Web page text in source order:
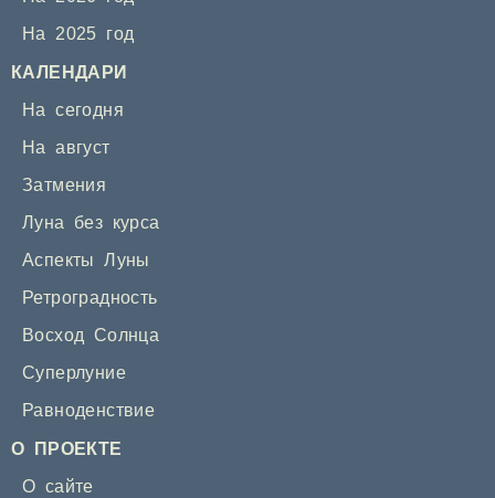
На 2025 год
КАЛЕНДАРИ
На сегодня
На август
Затмения
Луна без курса
Аспекты Луны
Ретроградность
Восход Солнца
Суперлуние
Равноденствие
О ПРОЕКТЕ
О сайте